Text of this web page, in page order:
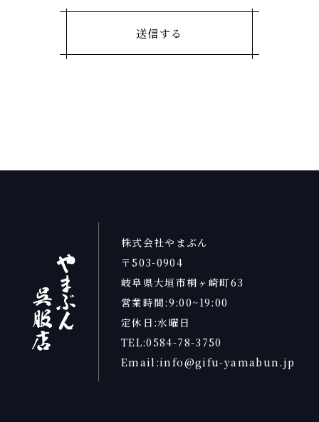
株式会社やまぶん
〒503-0904
岐阜県大垣市桐ヶ崎町63
営業時間:9:00~19:00
定休日:水曜日
TEL:0584-78-3750
Email:info@gifu-yamabun.jp